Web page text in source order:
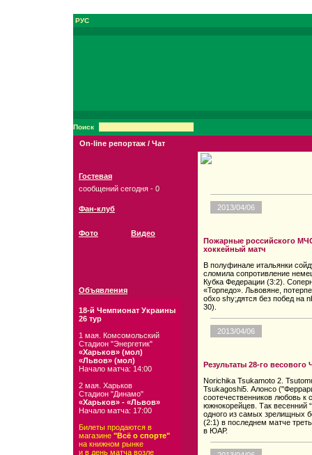
РУС
Поиск
On-line репортаж / Чат
Гостевая
сообщений сегодня - 0
Фан-клуб
Фото Видео
Объявления
18-й Чемпионат Украины
26 тур
1 мая. Комсомольский
Стадион "Энергетик"
«Харьков» (мол)
«Львов» (мол)
Начало матча: 14:00
2 мая. Харьков
Стадион "Динамо"
«Харьков» - «Львов»
Начало матча: 17:00
Билеты продаются в
магазине "Всё о спорте"
на книжном рынке
и в день матча возле
2013/04/06
Пожарные российского
хоккейный матч
В полуфинале итальянки
сломила сопротивление
Кубка Федерации (3:2).
«Торпедо». Львовяне,
обхо shy;дятся без побед на
30).
2013/04/06
Результаты 28-го
Norichika Tsukamoto 2.
Tsukagoshi5. Алонсо
соотечественников любовь
южнокорейцев. Так
одного из самых зрелищных
(2:1) в последнем матче
в ЮАР.